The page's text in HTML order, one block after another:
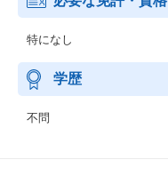
特になし
学歴
不問